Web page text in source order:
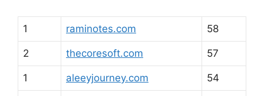
1 raminotes.com 58
2 thecoresoft.com 57
1 aleeyjourney.com 54